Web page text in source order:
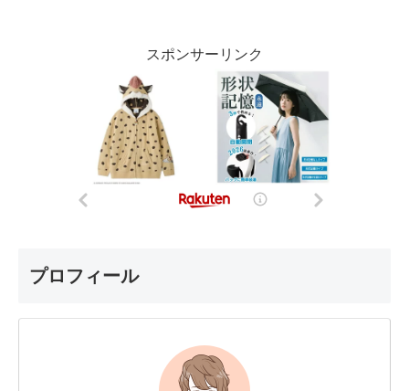
スポンサーリンク
プロフィール